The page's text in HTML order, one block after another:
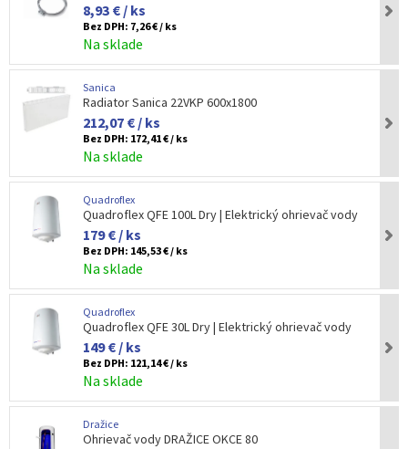
8,93 € / ks
Bez DPH: 7,26 € / ks
Na sklade
Sanica
Radiator Sanica 22VKP 600x1800
212,07 € / ks
Bez DPH: 172,41 € / ks
Na sklade
Quadroflex
Quadroflex QFE 100L Dry | Elektrický ohrievač vody
179 € / ks
Bez DPH: 145,53 € / ks
Na sklade
Quadroflex
Quadroflex QFE 30L Dry | Elektrický ohrievač vody
149 € / ks
Bez DPH: 121,14 € / ks
Na sklade
Dražice
Ohrievač vody DRAŽICE OKCE 80